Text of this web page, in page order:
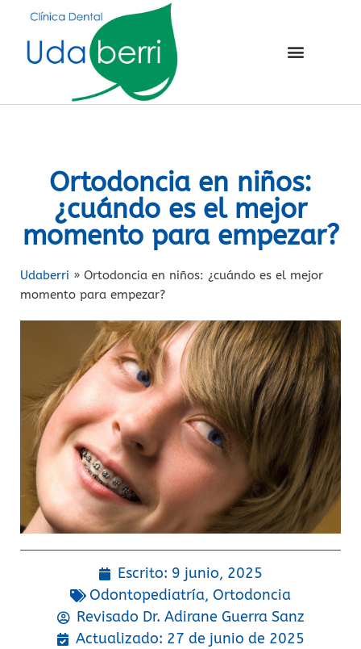
Ortodoncia en niños:
¿cuándo es el mejor
momento para empezar?
Udaberri » Ortodoncia en niños: ¿cuándo es el mejor
momento para empezar?
Escrito: 9 junio, 2025
Odontopediatría, Ortodoncia
Revisado Dr. Adirane Guerra Sanz
Actualizado: 27 de junio de 2025